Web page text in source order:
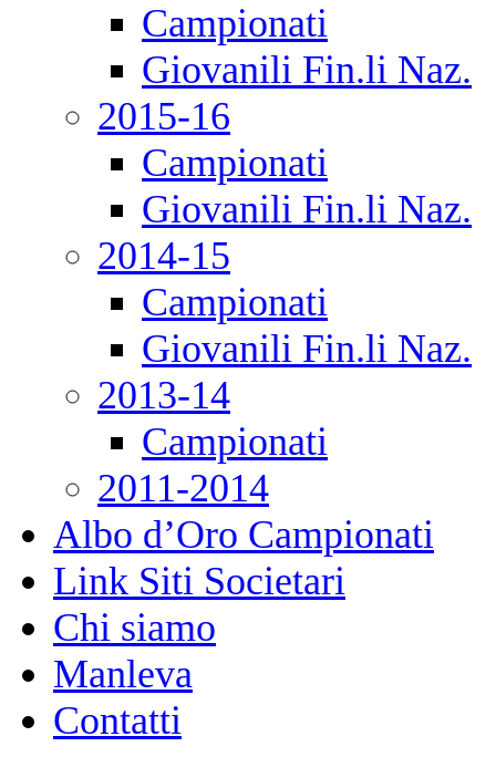
Campionati
Giovanili Fin.li Naz.
2015-16
Campionati
Giovanili Fin.li Naz.
2014-15
Campionati
Giovanili Fin.li Naz.
2013-14
Campionati
2011-2014
Albo d’Oro Campionati
Link Siti Societari
Chi siamo
Manleva
Contatti